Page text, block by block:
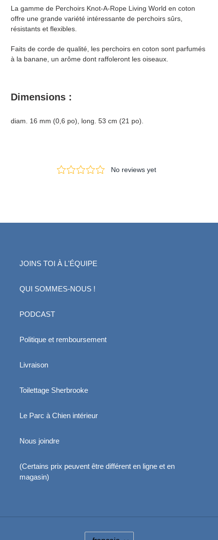
produit
panier
La gamme de Perchoirs Knot-A-Rope Living World en coton
offre une grande variété intéressante de perchoirs sûrs,
résistants et flexibles.
Faits de corde de qualité, les perchoirs en coton sont parfumés
à la banane, un arôme dont raffoleront les oiseaux.
Dimensions :
diam. 16 mm (0,6 po), long. 53 cm (21 po).
JOINS TOI À L'ÉQUIPE
QUI SOMMES-NOUS !
PODCAST
Politique et remboursement
Livraison
Toilettage Sherbrooke
Le Parc à Chien intérieur
Nous joindre
(Certains prix peuvent être différent en ligne et en
magasin)
L